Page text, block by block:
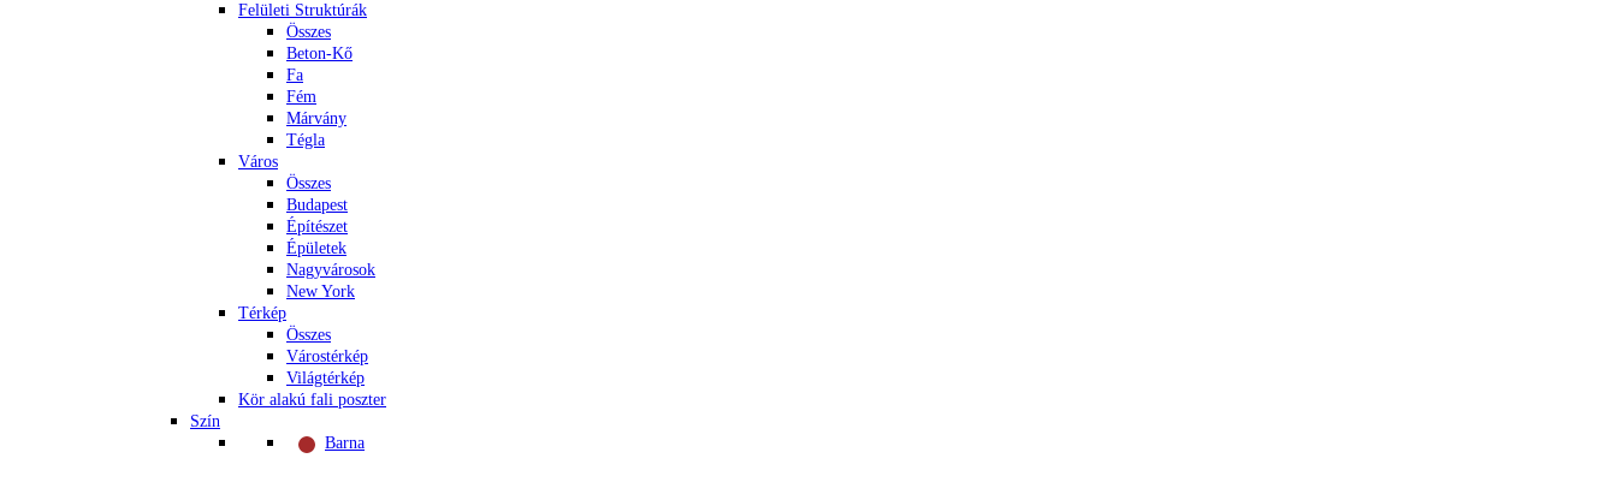
Felületi Struktúrák
Összes
Beton-Kő
Fa
Fém
Márvány
Tégla
Város
Összes
Budapest
Építészet
Épületek
Nagyvárosok
New York
Térkép
Összes
Várostérkép
Világtérkép
Kör alakú fali poszter
Szín
Barna